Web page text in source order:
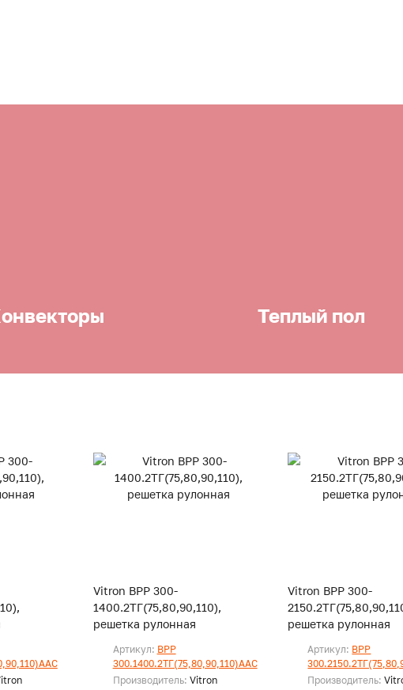
Теплый пол
Vitron ВРР 300-
1400.2ТГ(75,80,90,110),
решетка рулонная
Артикул: ВРР
300.1400.2ТГ(75,80,90,110)ААС
Производитель: Vitron
Vitron ВРР 300-
решетка рулонная
Артикул: ВРР
Производитель: